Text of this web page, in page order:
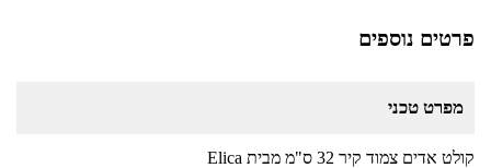
פרטים נוספים
מפרט טכני
קולט אדים צמוד קיר 32 ס"מ מבית Elica